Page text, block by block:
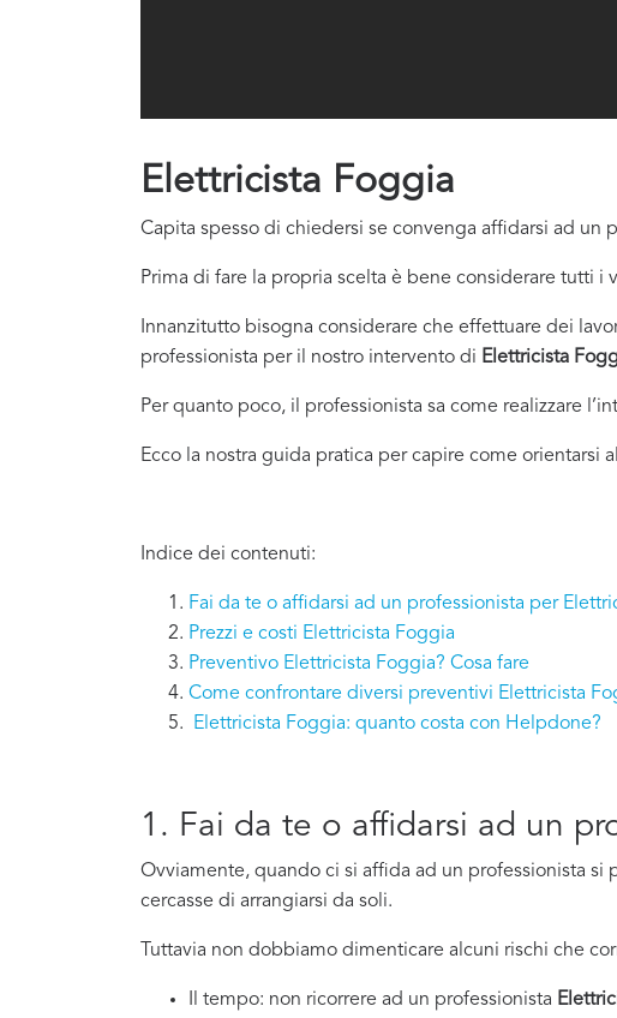
Elettricista Foggia
Capita spesso di chiedersi se convenga affidarsi ad un
Prima di fare la propria scelta è bene considerare tutti
Innanzitutto bisogna considerare che effettuare dei
professionista per il nostro intervento di Elettricista
Per quanto poco, il professionista sa come realizzare
Ecco la nostra guida pratica per capire come orientarsi
Indice dei contenuti:
Fai da te o affidarsi ad un professionista per
Prezzi e costi Elettricista Foggia
Preventivo Elettricista Foggia? Cosa fare
Come confrontare diversi preventivi Elettricista
Elettricista Foggia: quanto costa con Helpdone?
1. Fai da te o affidarsi ad un
Ovviamente, quando ci si affida ad un professionista si
cercasse di arrangiarsi da soli.
Tuttavia non dobbiamo dimenticare alcuni rischi che
Il tempo: non ricorrere ad un professionista